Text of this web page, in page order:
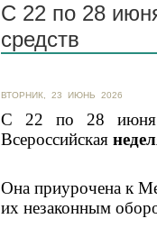
С 22 по 28
средств
ВТОРНИК, 23 ИЮНЬ 2026
С 22 по 28 июня
Всероссийская
Она приурочена к
их незаконным